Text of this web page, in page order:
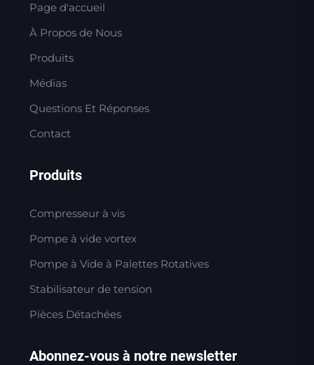
Page d'accueil
À Propos de Nous
Produits
Médias
Questions Et Réponses
Contact
Produits
Compresseur à vis
Pompe à vide vortex
Pompe à Vide à Palettes Rotatives
Stabilisateur de tension
Pièces Détachées
Abonnez-vous à notre newsletter